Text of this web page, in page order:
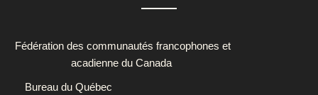
Fédération des communautés francophones et
acadienne du Canada
Bureau du Québec